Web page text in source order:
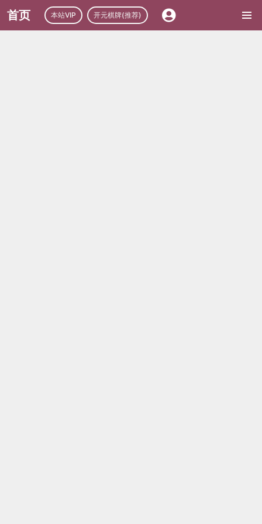
首页 本站VIP 开元棋牌(推荐)